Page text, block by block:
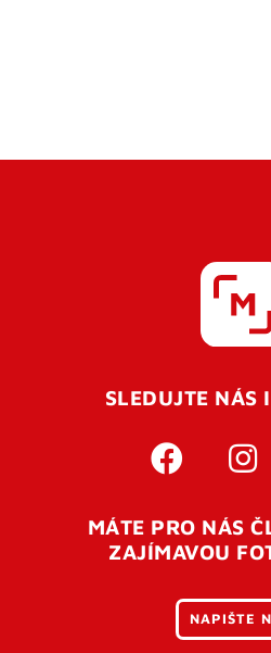
SLEDUJTE NÁS
MÁTE PRO NÁS
ZAJÍMAVOU
NAPIŠTE